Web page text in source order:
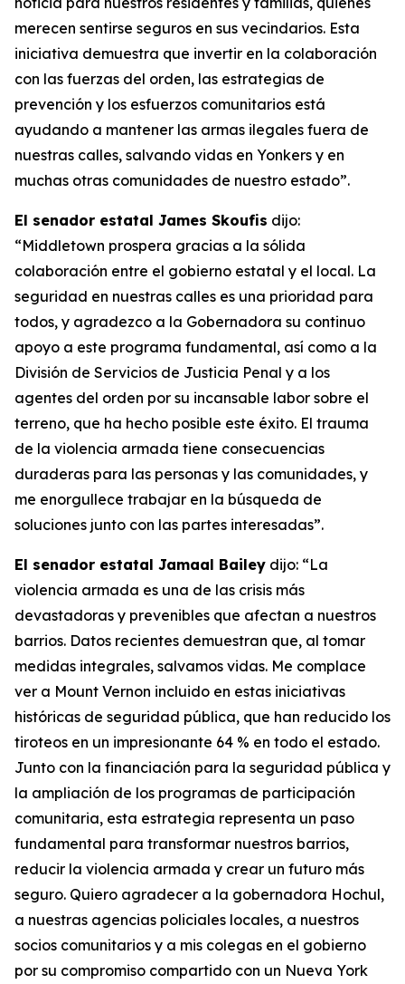
merecen sentirse seguros en sus vecindarios. Esta
iniciativa demuestra que invertir en la colaboración
con las fuerzas del orden, las estrategias de
prevención y los esfuerzos comunitarios está
ayudando a mantener las armas ilegales fuera de
nuestras calles, salvando vidas en Yonkers y en
muchas otras comunidades de nuestro estado”.
El senador estatal James Skoufis dijo:
“Middletown prospera gracias a la sólida
colaboración entre el gobierno estatal y el local. La
seguridad en nuestras calles es una prioridad para
todos, y agradezco a la Gobernadora su continuo
apoyo a este programa fundamental, así como a la
División de Servicios de Justicia Penal y a los
agentes del orden por su incansable labor sobre el
terreno, que ha hecho posible este éxito. El trauma
de la violencia armada tiene consecuencias
duraderas para las personas y las comunidades, y
me enorgullece trabajar en la búsqueda de
soluciones junto con las partes interesadas”.
El senador estatal Jamaal Bailey dijo: “La
violencia armada es una de las crisis más
devastadoras y prevenibles que afectan a nuestros
barrios. Datos recientes demuestran que, al tomar
medidas integrales, salvamos vidas. Me complace
ver a Mount Vernon incluido en estas iniciativas
históricas de seguridad pública, que han reducido los
tiroteos en un impresionante 64 % en todo el estado.
Junto con la financiación para la seguridad pública y
la ampliación de los programas de participación
comunitaria, esta estrategia representa un paso
fundamental para transformar nuestros barrios,
reducir la violencia armada y crear un futuro más
seguro. Quiero agradecer a la gobernadora Hochul,
a nuestras agencias policiales locales, a nuestros
socios comunitarios y a mis colegas en el gobierno
por su compromiso compartido con un Nueva York